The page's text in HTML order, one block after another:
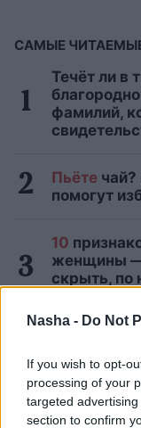
Nasha - Do Not
If you wish to opt-
processing of your
targeted
section to confirm
САМЫЕ
Течёт ли в
фамилий,
Пьёте
помогут
10
женщины —
скрыть, по
цвет